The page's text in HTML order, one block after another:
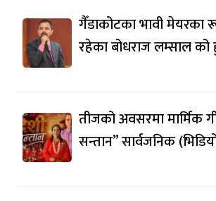
गैँडाकोटका भावी मेयरका
रहेका बोधराज लम्साल को
तीजको अवसरमा मार्मिक
सन्तान” सार्वजनिक